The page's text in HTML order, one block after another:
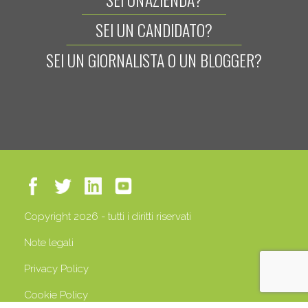
SEI UN CANDIDATO?
SEI UN GIORNALISTA O UN BLOGGER?
Copyright 2026 - tutti i diritti riservati
Note legali
Privacy Policy
Cookie Policy